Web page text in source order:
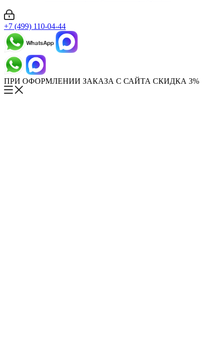
+7 (499) 110-04-44
ПРИ ОФОРМЛЕНИИ ЗАКАЗА С САЙТА СКИДКА 3%